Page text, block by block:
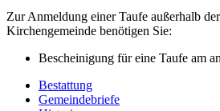
Zur Anmeldung einer Taufe außerhalb
Kirchengemeinde benötigen Sie:
Bescheinigung für eine Taufe am
Bestattung
Gemeindebriefe